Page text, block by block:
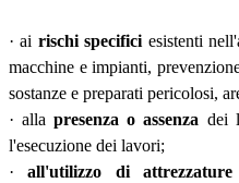
· ai rischi specifici esistenti
macchine e impianti,
sostanze e preparati pericolosi,
· allapresenza o assenza dei
l'esecuzione dei lavori;
·all'utilizzo di